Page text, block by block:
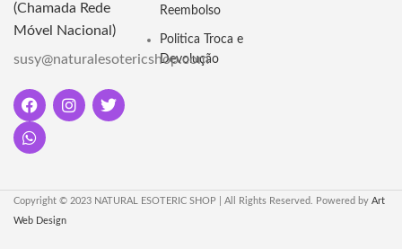
(Chamada Rede
Móvel Nacional)
susy@naturalesotericshop.com
Reembolso
Politica Troca e
Devolução
Copyright © 2023 NATURAL ESOTERIC SHOP | All Rights Reserved. Powered by Art
Web Design